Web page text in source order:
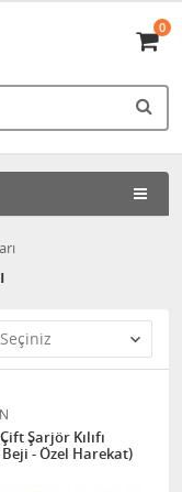
0
Şarjör Kılıfı
- Özel Harekat)